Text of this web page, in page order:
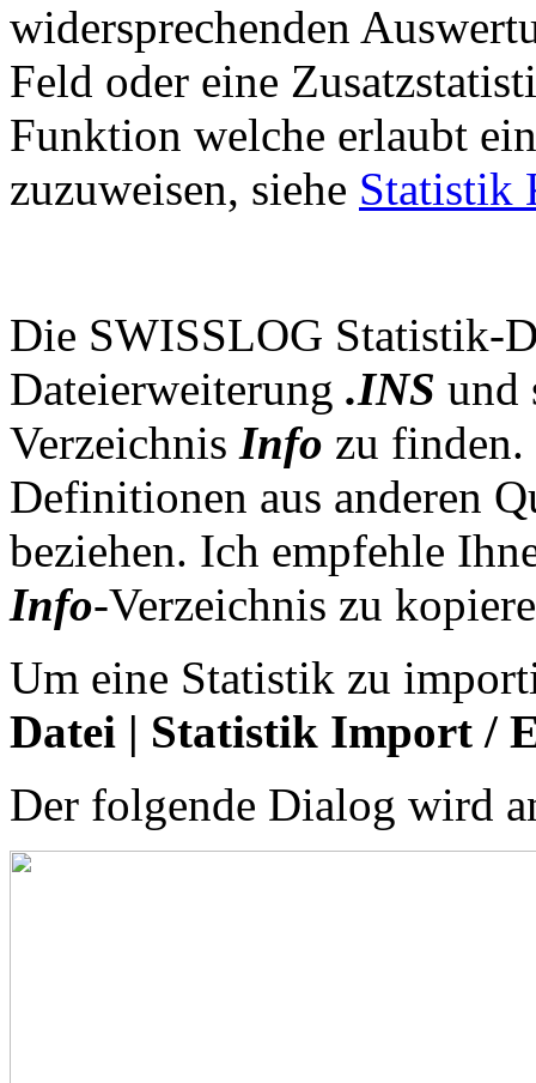
widersprechenden
Feld oder eine
Funktion welche erlaubt
zuzuweisen, siehe Statistik
Die SWISSLOG Statistik-
Dateierweiterung .INS und
Verzeichnis Info zu
Definitionen aus anderen
beziehen. Ich empfehle
Info-Verzeichnis zu
Um eine Statistik zu
Datei | Statistik Import /
Der folgende Dialog wird